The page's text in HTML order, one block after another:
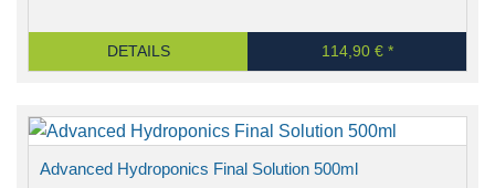
DETAILS 114,90 € *
Advanced Hydroponics Final Solution 500ml